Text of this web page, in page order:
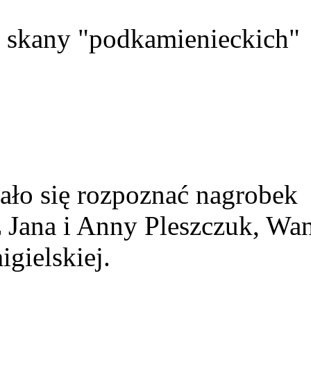
"podkamienieckich"
się rozpoznać nagrobek
i Anny Pleszczuk,